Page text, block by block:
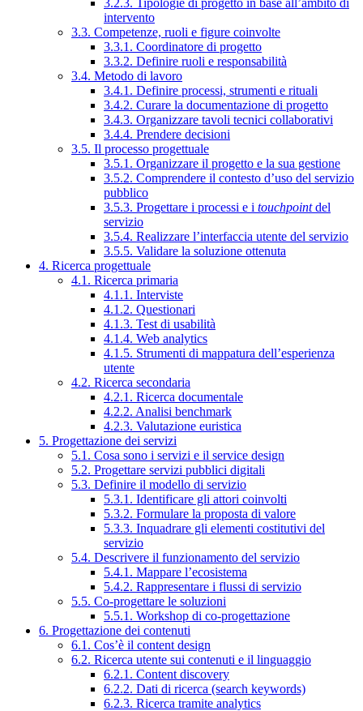
3.2.3. Tipologie di progetto in base all’ambito di
intervento
3.3. Competenze, ruoli e figure coinvolte
3.3.1. Coordinatore di progetto
3.3.2. Definire ruoli e responsabilità
3.4. Metodo di lavoro
3.4.1. Definire processi, strumenti e rituali
3.4.2. Curare la documentazione di progetto
3.4.3. Organizzare tavoli tecnici collaborativi
3.4.4. Prendere decisioni
3.5. Il processo progettuale
3.5.1. Organizzare il progetto e la sua gestione
3.5.2. Comprendere il contesto d’uso del servizio
pubblico
3.5.3. Progettare i processi e i touchpointdel
servizio
3.5.4. Realizzare l’interfaccia utente del servizio
3.5.5. Validare la soluzione ottenuta
4. Ricerca progettuale
4.1. Ricerca primaria
4.1.1. Interviste
4.1.2. Questionari
4.1.3. Test di usabilità
4.1.4. Web analytics
4.1.5. Strumenti di mappatura dell’esperienza
utente
4.2. Ricerca secondaria
4.2.1. Ricerca documentale
4.2.2. Analisi benchmark
4.2.3. Valutazione euristica
5. Progettazione dei servizi
5.1. Cosa sono i servizi e il service design
5.2. Progettare servizi pubblici digitali
5.3. Definire il modello di servizio
5.3.1. Identificare gli attori coinvolti
5.3.2. Formulare la proposta di valore
5.3.3. Inquadrare gli elementi costitutivi del
servizio
5.4. Descrivere il funzionamento del servizio
5.4.1. Mappare l’ecosistema
5.4.2. Rappresentare i flussi di servizio
5.5. Co-progettare le soluzioni
5.5.1. Workshop di co-progettazione
6. Progettazione dei contenuti
6.1. Cos’è il content design
6.2. Ricerca utente sui contenuti e il linguaggio
6.2.1. Content discovery
6.2.2. Dati di ricerca (search keywords)
6.2.3. Ricerca tramite analytics